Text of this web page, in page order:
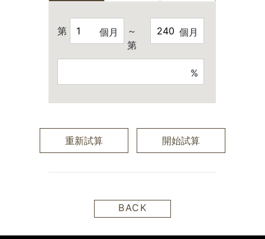
第 個月
～
第
個月
%
重新試算 開始試算
BACK